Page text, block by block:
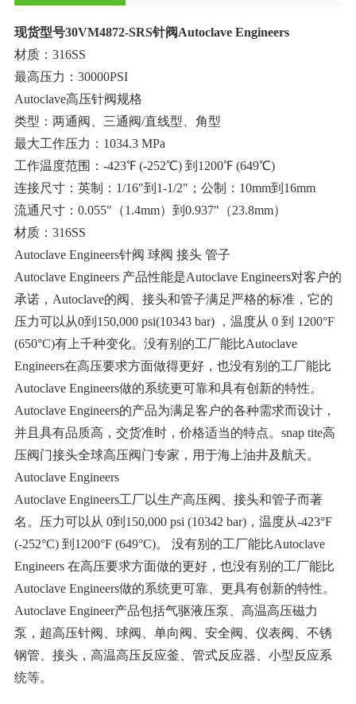
现货型号30VM4872-SRS针阀Autoclave Engineers
材质：316SS
最高压力：30000PSI
Autoclave高压针阀规格
类型：两通阀、三通阀/直线型、角型
最大工作压力：1034.3 MPa
工作温度范围：-423℉ (-252℃) 到1200℉ (649℃)
连接尺寸：英制：1/16"到1-1/2"；公制：10mm到16mm
流通尺寸：0.055"（1.4mm）到0.937"（23.8mm）
材质：316SS
Autoclave Engineers针阀 球阀 接头 管子
Autoclave Engineers 产品性能是Autoclave Engineers对客户的
承诺，Autoclave的阀、接头和管子满足严格的标准，它的
压力可以从0到150,000 psi(10343 bar) ，温度从 0 到 1200°F
(650°C)有上千种变化。没有别的工厂能比Autoclave
Engineers在高压要求方面做得更好，也没有别的工厂能比
Autoclave Engineers做的系统更可靠和具有创新的特性。
Autoclave Engineers的产品为满足客户的各种需求而设计，
并且具有品质高，交货准时，价格适当的特点。snap tite高
压阀门接头全球高压阀门专家，用于海上油井及航天。
Autoclave Engineers
Autoclave Engineers工厂以生产高压阀、接头和管子而著
名。压力可以从 0到150,000 psi (10342 bar)，温度从-423°F
(-252°C) 到1200°F (649°C)。 没有别的工厂能比Autoclave
Engineers 在高压要求方面做的更好，也没有别的工厂能比
Autoclave Engineers做的系统更可靠、更具有创新的特性。
Autoclave Engineer产品包括气驱液压泵、高温高压磁力
泵，超高压针阀、球阀、单向阀、安全阀、仪表阀、不锈
钢管、接头，高温高压反应釜、管式反应器、小型反应系
统等。